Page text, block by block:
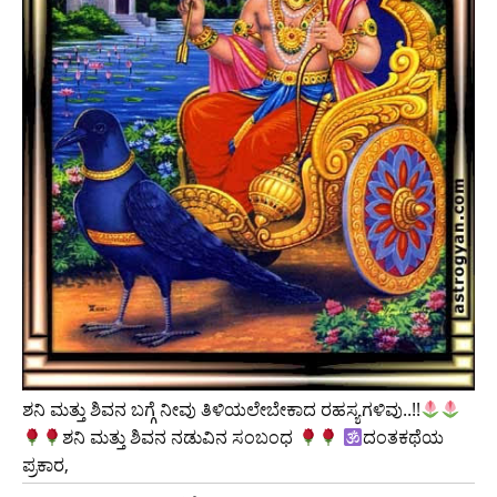
ಶನಿ ಮತ್ತು ಶಿವನ ಬಗ್ಗೆ ನೀವು ತಿಳಿಯಲೇಬೇಕಾದ ರಹಸ್ಯಗಳಿವು..!!
ಶನಿ ಮತ್ತು ಶಿವನ ನಡುವಿನ ಸಂಬಂಧ
ದಂತಕಥೆಯ
ಪ್ರಕಾರ,